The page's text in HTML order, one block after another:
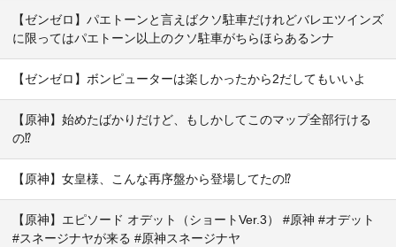
【ゼンゼロ】パエトーンと言えばクソ駐車だけれどバレエツインズ
に限ってはパエトーン以上のクソ駐車がちらほらあるンナ
【ゼンゼロ】ボンピューターは楽しかったから2だしてもいいよ
【原神】始めたばかりだけど、もしかしてこのマップ全部行ける
の⁉
【原神】女皇様、こんな再序盤から登場してたの⁉
【原神】エピソード オデット（ショートVer.3） #原神 #オデット
#スネージナヤが来る #原神スネージナヤ